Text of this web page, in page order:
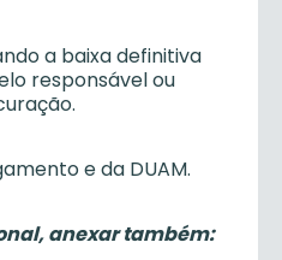
a baixa definitiva
responsável ou
e da DUAM.
anexar também: